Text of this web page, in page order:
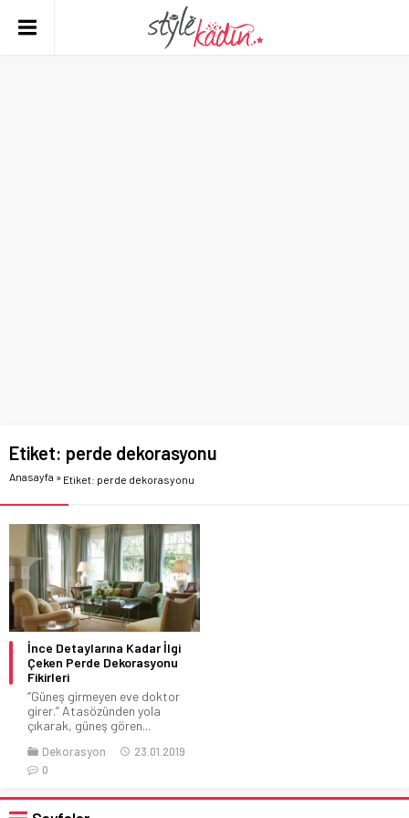
Etiket: perde dekorasyonu
Anasayfa » Etiket: perde dekorasyonu
İnce Detaylarına Kadar İlgi
Çeken Perde Dekorasyonu
Fikirleri
‘’Güneş girmeyen eve doktor
girer.’’ Atasözünden yola
çıkarak, güneş gören...
Dekorasyon
23.01.2019
0